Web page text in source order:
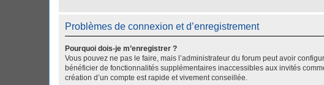
Problèmes de connexion et d’enregistrement
Pourquoi dois-je m’enregistrer ?
Vous pouvez ne pas le faire, mais l’administrateur du forum peut avoir
bénéficier de fonctionnalités supplémentaires inaccessibles aux invités
création d’un compte est rapide et vivement conseillée.